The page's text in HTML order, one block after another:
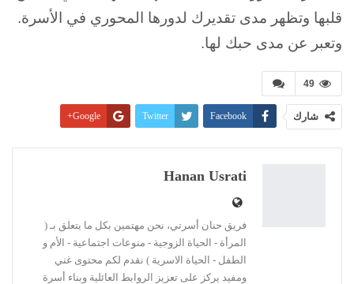
قلبها وتظهر مدى تقديرك لدورها المحوري في الأسرة.
وتعبر عن مدى حبك لها.
49
شارك Facebook
Twitter
Google+
Linkedin
Hanan Usrati
فريق حنان أسرتي، نحن مهتمين بكل ما يتعلق بـ (
المرأة - الحياة الزوجية - منوعات اجتماعية - الأم و
الطفل - الحياة الاسرية ) نقدم لكم محتوى غني
ومفيد يركز على تعزيز الروابط العائلية وبناء أسرة